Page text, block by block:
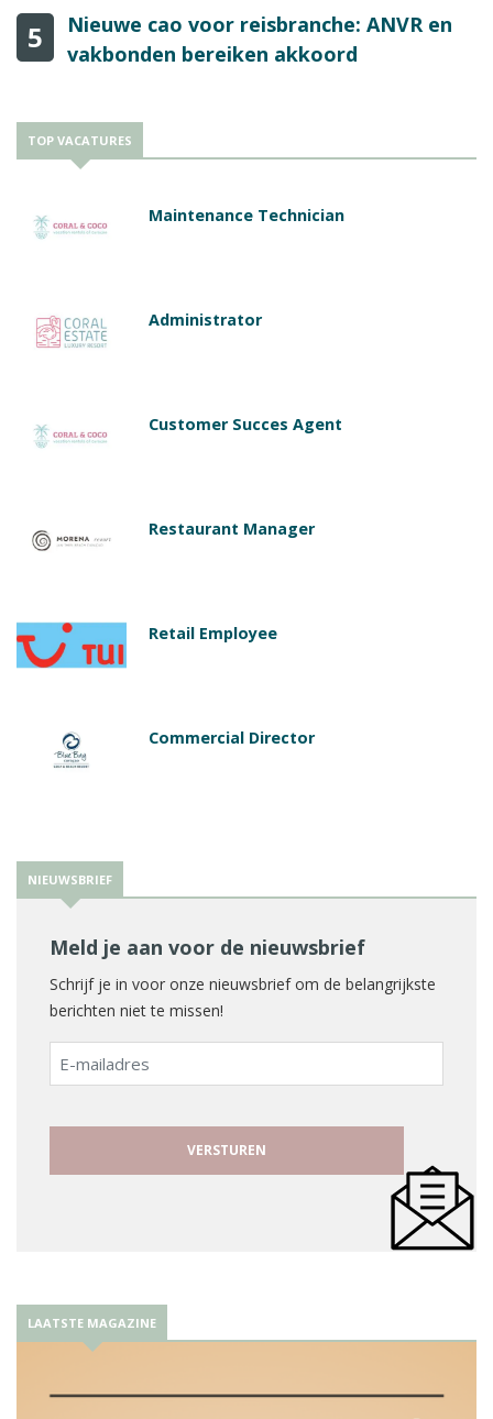
5
Nieuwe cao voor reisbranche: ANVR en
vakbonden bereiken akkoord
TOP VACATURES
Maintenance Technician
Administrator
Customer Succes Agent
Restaurant Manager
Retail Employee
Commercial Director
NIEUWSBRIEF
Meld je aan voor de nieuwsbrief
Schrijf je in voor onze nieuwsbrief om de belangrijkste
berichten niet te missen!
E-
mailadres
LAATSTE MAGAZINE